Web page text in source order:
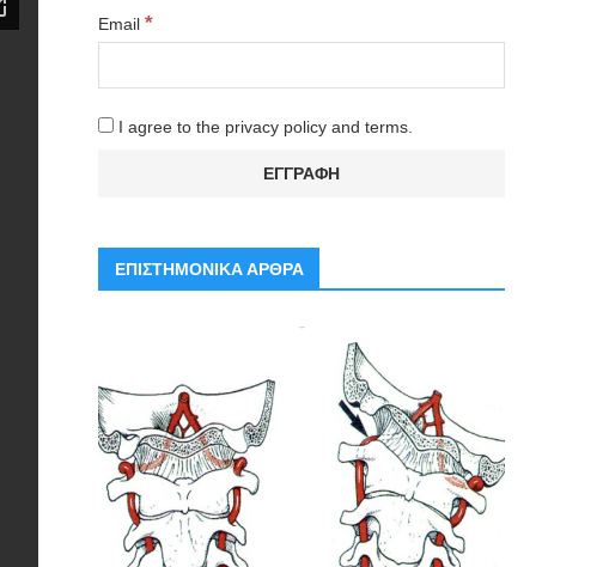
Email *
I agree to the privacy policy and terms.
ΕΠΙΣΤΗΜΟΝΙΚΑ ΑΡΘΡΑ